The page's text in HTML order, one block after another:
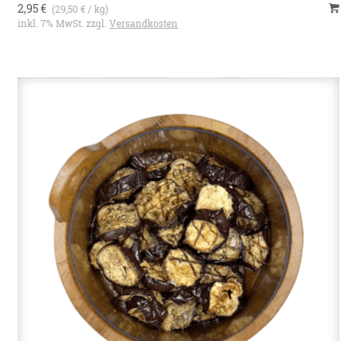
2,95 € (29,50 € / kg)
inkl. 7% MwSt. zzgl.Versandkosten